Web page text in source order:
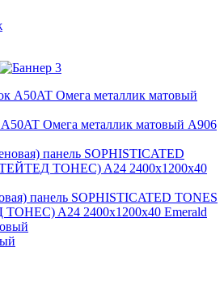
Омега металлик матовый А906
панель SOPHISTICATED TONES
A24 2400x1200x40 Emerald